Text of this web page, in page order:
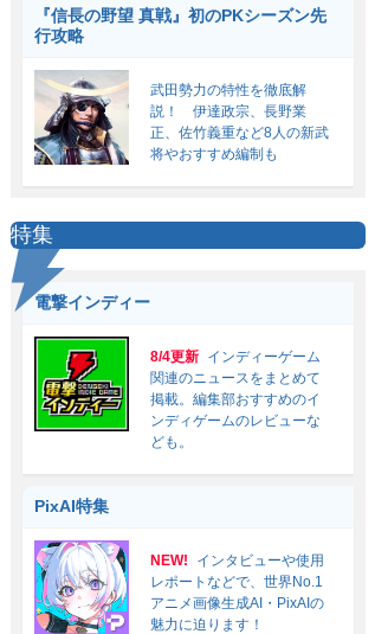
『信長の野望 真戦』初のPKシーズン先
行攻略
武田勢力の特性を徹底解
説！ 伊達政宗、長野業
正、佐竹義重など8人の新武
将やおすすめ編制も
特集
電撃インディー
8/4更新 インディーゲーム
関連のニュースをまとめて
掲載。編集部おすすめのイ
ンディゲームのレビューな
ども。
PixAI特集
NEW!
インタビューや使用
レポートなどで、世界No.1
アニメ画像生成AI・PixAIの
魅力に迫ります！